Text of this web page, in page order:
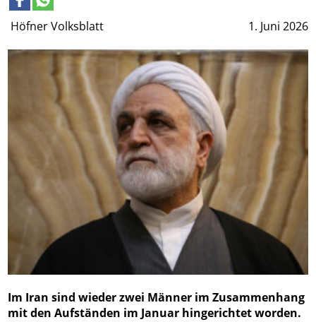
Höfner Volksblatt 1. Juni 2026
Im Iran sind wieder zwei Männer im Zusammenhang
mit den Aufständen im Januar hingerichtet worden.